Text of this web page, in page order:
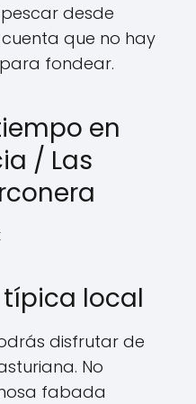
desde
que no hay
fondear.
en
/ Las
local
disfrutar de
No
fabada